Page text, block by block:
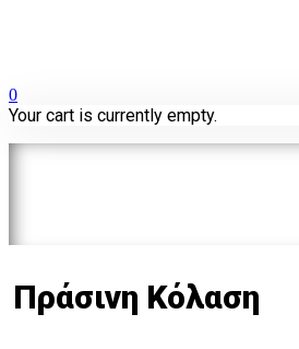
0
Your cart is currently empty.
Πράσινη Κόλαση